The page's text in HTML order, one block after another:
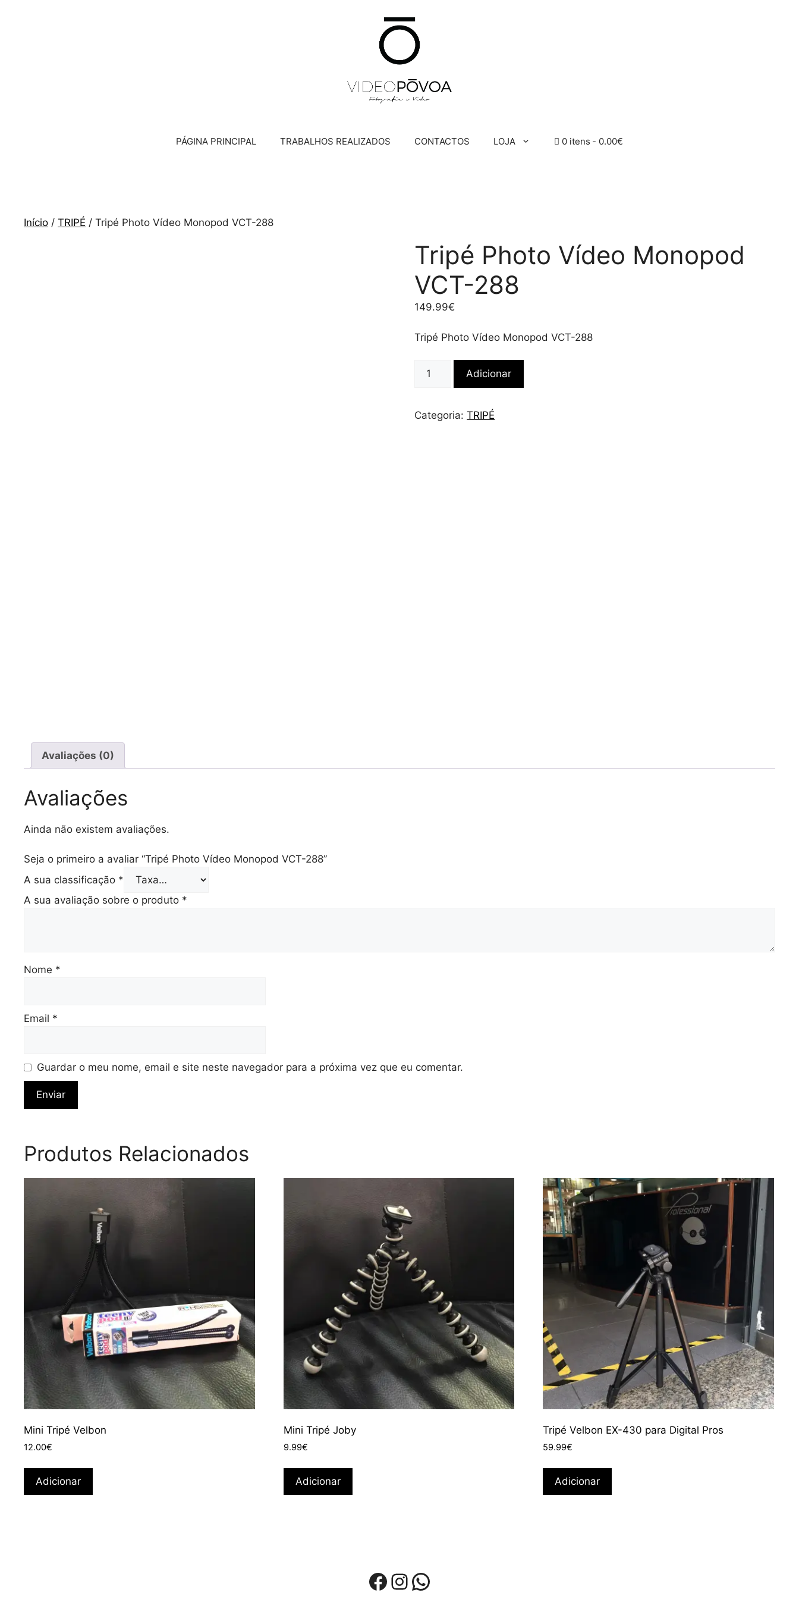
PÁGINA PRINCIPAL TRABALHOS REALIZADOS CONTACTOS LOJA 0 itens 0.00€
Início / TRIPÉ / Tripé Photo Vídeo Monopod VCT-288
Tripé Photo Vídeo Monopod
VCT-288
149.99€
Tripé Photo Vídeo Monopod VCT-288
Quantidade
Photo
Adicionar
Categoria:TRIPÉ
Avaliações (0)
Avaliações
Ainda não existem avaliações.
Seja o primeiro a avaliar “Tripé Photo Vídeo Monopod VCT-288”
A sua classificação *
A sua avaliação sobre o produto *
Nome *
Email *
Guardar o meu nome, email e site neste navegador para a próxima vez que eu comentar.
Produtos Relacionados
Mini Tripé Velbon
12.00€
Adicionar
Mini Tripé Joby
9.99€
Adicionar
Tripé Velbon EX-430 para Digital Pros
59.99€
Adicionar
Facebook Instagram WhatsApp